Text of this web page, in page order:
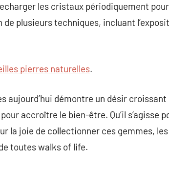
les cristaux périodiquement
plusieurs techniques, incluant
pierres naturelles.
aujourd’hui démontre un désir
accroître le bien-être. Qu’il s’agisse
la joie de collectionner ces gemmes,
toutes walks of life.